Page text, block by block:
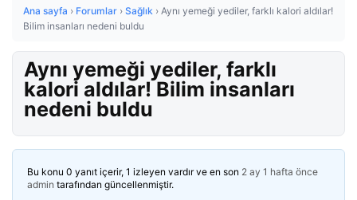
Ana sayfa › Forumlar › Sağlık › Aynı yemeği yediler, farklı kalori aldılar!
Bilim insanları nedeni buldu
Aynı yemeği yediler, farklı
kalori aldılar! Bilim insanları
nedeni buldu
Bu konu 0 yanıt içerir, 1 izleyen vardır ve en son 2 ay 1 hafta önce
admin tarafından güncellenmiştir.